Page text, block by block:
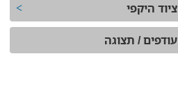
ציוד היקפי
עודפים / תצוגה